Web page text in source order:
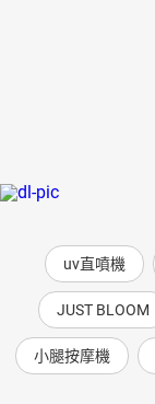
uv直噴機
JUST BLOOM
小腿按摩機